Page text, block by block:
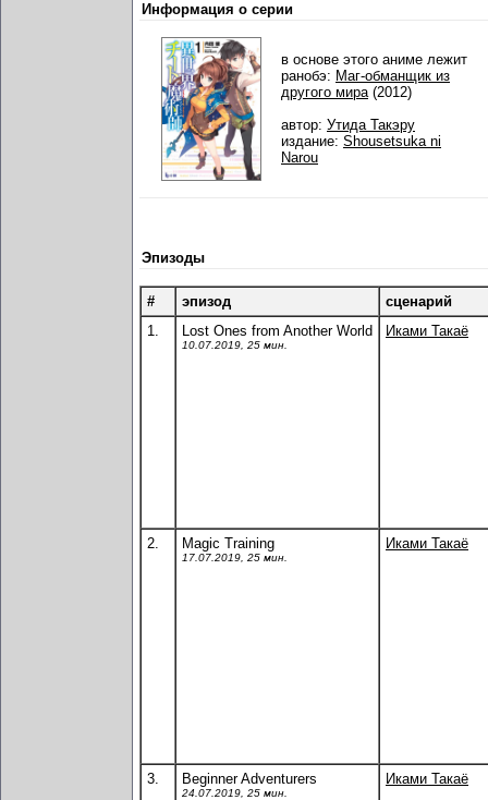
Информация о серии
в основе этого аниме лежит
ранобэ: Маг-обманщик из
другого мира(2012)
автор: Утида Такэру
издание: Shousetsuka ni
Narou
Эпизоды
# эпизод
сценарий
1.
Lost Ones from Another World
10.07.2019, 25 мин.
Иками Такаё
2. Magic Training
17.07.2019, 25 мин.
Иками Такаё
3. Beginner Adventurers
24.07.2019, 25 мин.
Иками Такаё